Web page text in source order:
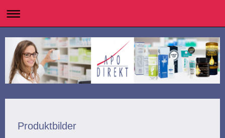
Produktbilder